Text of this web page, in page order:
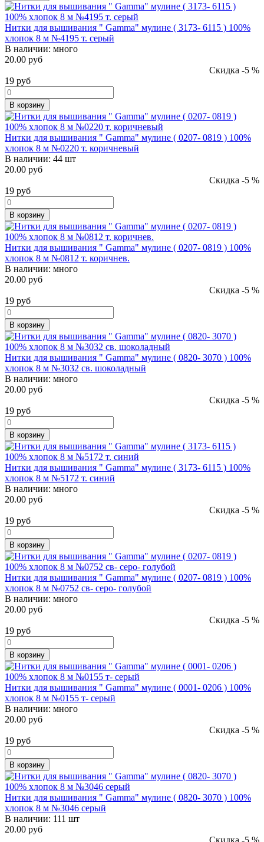
Нитки для вышивания " Gamma" мулине ( 3173- 6115 ) 100%
хлопок 8 м №4195 т. серый
В наличии: много
20.00 руб
Скидка -5 %
19 руб
В корзину
Нитки для вышивания " Gamma" мулине ( 0207- 0819 ) 100%
хлопок 8 м №0220 т. коричневый
В наличии: 44 шт
20.00 руб
Скидка -5 %
19 руб
В корзину
Нитки для вышивания " Gamma" мулине ( 0207- 0819 ) 100%
хлопок 8 м №0812 т. коричнев.
В наличии: много
20.00 руб
Скидка -5 %
19 руб
В корзину
Нитки для вышивания " Gamma" мулине ( 0820- 3070 ) 100%
хлопок 8 м №3032 св. шоколадный
В наличии: много
20.00 руб
Скидка -5 %
19 руб
В корзину
Нитки для вышивания " Gamma" мулине ( 3173- 6115 ) 100%
хлопок 8 м №5172 т. синий
В наличии: много
20.00 руб
Скидка -5 %
19 руб
В корзину
Нитки для вышивания " Gamma" мулине ( 0207- 0819 ) 100%
хлопок 8 м №0752 св- серо- голубой
В наличии: много
20.00 руб
Скидка -5 %
19 руб
В корзину
Нитки для вышивания " Gamma" мулине ( 0001- 0206 ) 100%
хлопок 8 м №0155 т- серый
В наличии: много
20.00 руб
Скидка -5 %
19 руб
В корзину
Нитки для вышивания " Gamma" мулине ( 0820- 3070 ) 100%
хлопок 8 м №3046 серый
В наличии: 111 шт
20.00 руб
Скидка -5 %